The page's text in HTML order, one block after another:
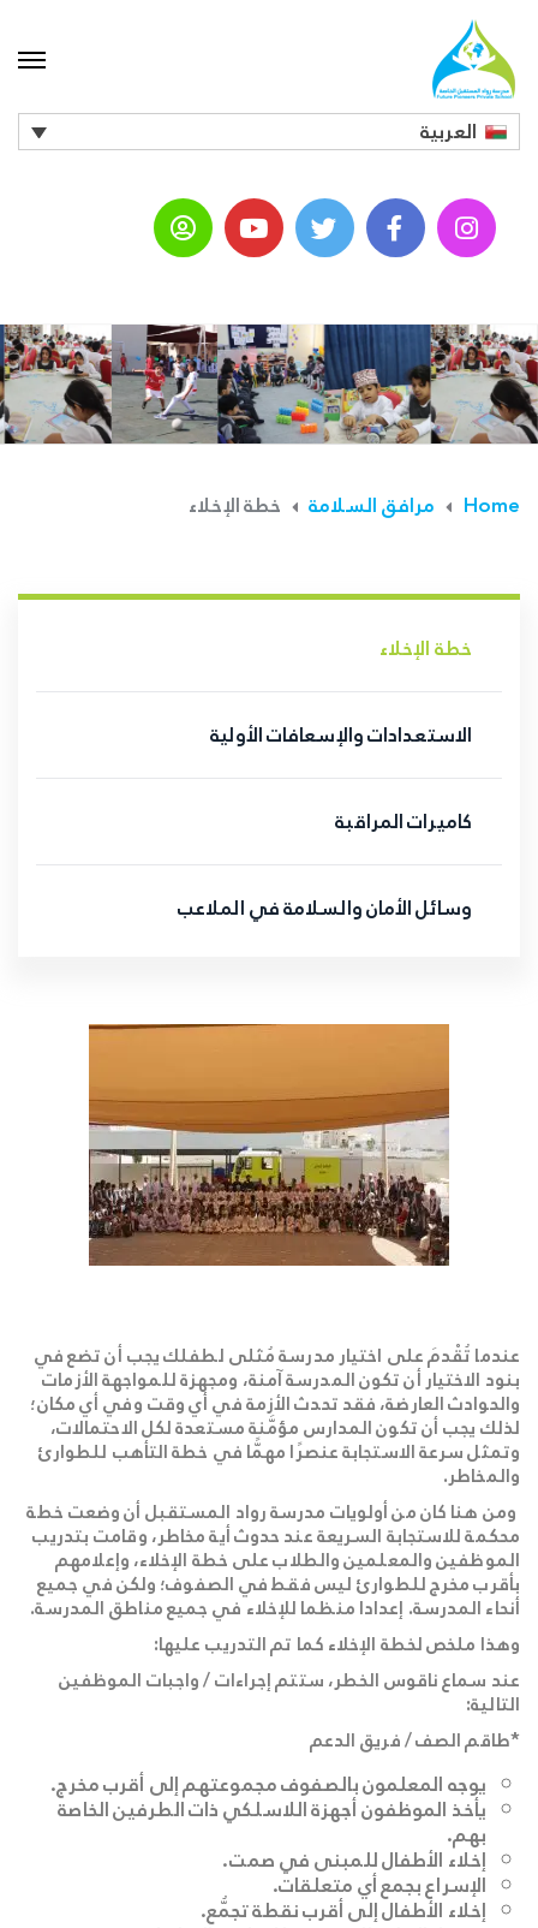
العربية
Home مرافق السلامة خطة الإخلاء
عندما تُقْدمَ على اختيار مدرسة مُثلى لطفلك يجب أن تضع في
بنود الاختيار أن تكون المدرسة آمنة، ومجهزة للمواجهة الأزمات
والحوادث العارضة، فقد تحدث الأزمة في أي وقت وفي أي مكان؛
لذلك يجب أن تكون المدارس مؤمَّنة مستعدة لكل الاحتمالات،
وتمثل سرعة الاستجابة عنصرًا مهمًّا في خطة التأهب للطوارئ
والمخاطر.
ومن هنا كان من أولويات مدرسة رواد المستقبل أن وضعت خطة
محكمة للاستجابة السريعة عند حدوث أية مخاطر، وقامت بتدريب
الموظفين والمعلمين والطلاب على خطة الإخلاء، وإعلامهم
بأقرب مخرج للطوارئ ليس فقط في الصفوف؛ ولكن في جميع
أنحاء المدرسة. إعدادا منظما للإخلاء في جميع مناطق المدرسة.
وهذا ملخص لخطة الإخلاء كما تم التدريب عليها:
عند سماع ناقوس الخطر، ستتم إجراءات / واجبات الموظفين
التالية:
*طاقم الصف / فريق الدعم
يوجه المعلمون بالصفوف مجموعتهم إلى أقرب مخرج.
يأخذ الموظفون أجهزة اللاسلكي ذات الطرفين الخاصة
بهم.
إخلاء الأطفال للمبنى في صمت.
الإسراع بجمع أي متعلقات.
إخلاء الأطفال إلى أقرب نقطة تجمُّع.
خطة الإخلاء
الاستعدادات والإسعافات الأولية
كاميرات المراقبة
وسائل الأمان والسلامة في الملاعب